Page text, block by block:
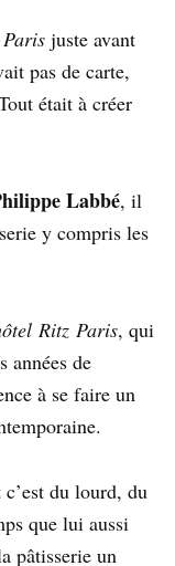
juste avant
pas de carte,
était à créer
Labbé, il
y compris les
Ritz Paris, qui
années de
à se faire un
du lourd, du
que lui aussi
pâtisserie un